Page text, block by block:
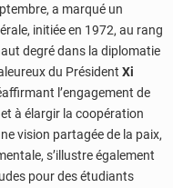
a marqué un
initiée en 1972, au rang
degré dans la diplomatie
du Président Xi
l’engagement de
à élargir la coopération
vision partagée de la paix,
s’illustre également
pour des étudiants